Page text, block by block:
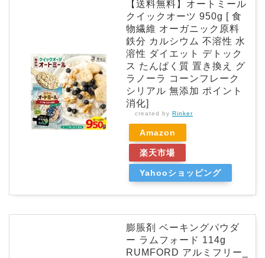
【送料無料】オートミール
クイックオーツ 950g [ 食
物繊維 オーガニック原料
鉄分 カルシウム 不溶性 水
溶性 ダイエット デトック
ス たんぱく質 置き換え グ
ラノーラ コーンフレーク
シリアル 無添加 ポイント
消化]
created by Rinker
Amazon
楽天市場
Yahooショッピング
膨脹剤 ベーキングパウダ
ー ラムフォード 114g
RUMFORD アルミフリー_